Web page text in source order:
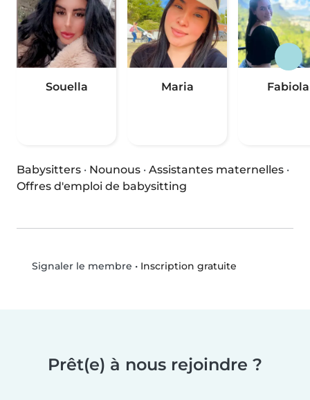
Souella Maria Fabiola
Babysitters · Nounous · Assistantes maternelles ·
Offres d'emploi de babysitting
Signaler le membre • Inscription gratuite
Prêt(e) à nous rejoindre ?